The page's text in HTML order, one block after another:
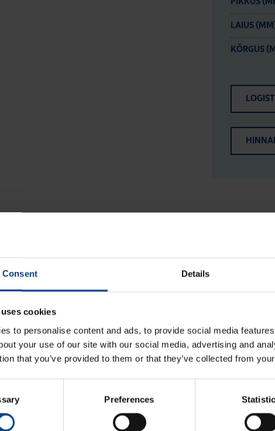
Consent Details
cookies
to personalise content and ads, to provide social media
your use of our site with our social media, advertising and
that you’ve provided to them or that they’ve collected from
Preferences
LAIUS
KÕRGUS
Katkematu elektritoide ja
KATKEMATU ELEKTRITOIDE JA VÕRGU
Suitsueemaldussüsteemi UPS: miks
valida Socomec Modulys GP 2.0?
KATKEMATU ELEKTRITOIDE JA
UPS ei ole lihtsalt kast
hooldus hoiab sinu äri